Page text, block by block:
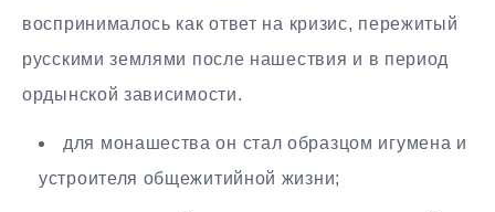
воспринималось как ответ на кризис, пережитый
русскими землями после нашествия и в период
ордынской зависимости.
для монашества он стал образцом игумена и
устроителя общежитийной жизни;